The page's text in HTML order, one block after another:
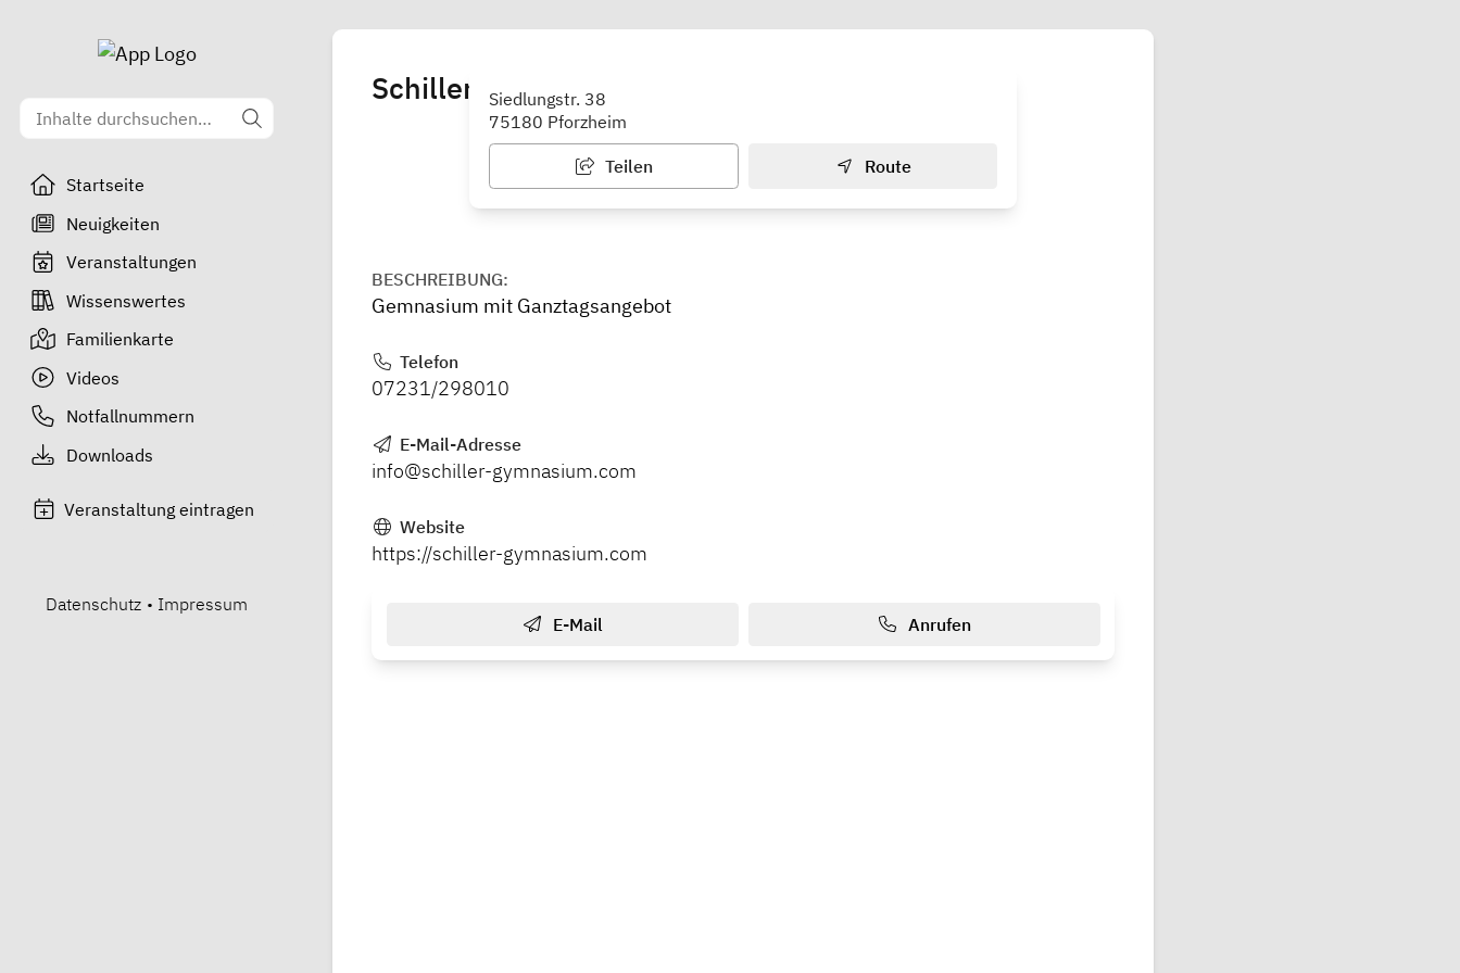
Startseite
Neuigkeiten
Veranstaltungen
Wissenswertes
Familienkarte
Videos
Notfallnummern
Downloads
Veranstaltung eintragen
Datenschutz • Impressum
Schiller Gymnasium
Siedlungstr. 38
75180 Pforzheim
Teilen Route
BESCHREIBUNG:
Gemnasium mit Ganztagsangebot
Telefon
07231/298010
E-Mail-Adresse
info@schiller-gymnasium.com
Website
https://schiller-gymnasium.com
E-Mail Anrufen